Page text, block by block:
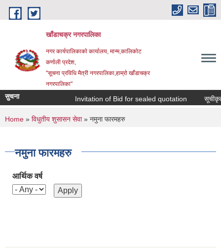
Skip to main content
खाँडाचक्र नगरपालिका
नगर कार्यपालिकाकाे कार्यालय, मान्म,कालिकाेट
क‍र्णाली प्रदेश,
"सूचना प्रविधि मैत्री नगरपालिका,हाम्राे खाँडाचक्र
नगरपालिका"
सुचना Invitation of Bid for sealed quotation सूचीकृत
You are here
Home » विधुतीय शुसासन सेवा» नमुना फारमहरु
नमुना फारमहरु
आर्थिक वर्ष